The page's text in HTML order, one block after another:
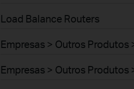
Load Balance Routers
Empresas > Outros Produtos
Empresas > Outros Produtos